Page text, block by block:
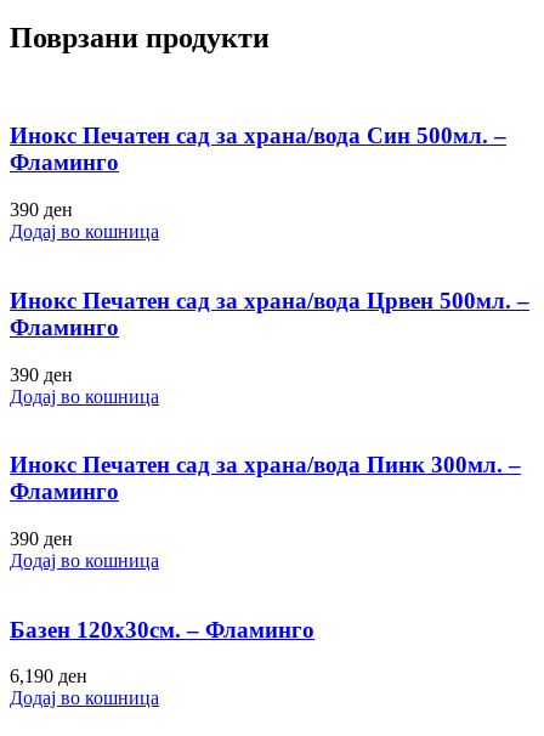
Поврзани продукти
Инокс Печатен сад за храна/вода Син 500мл. –
Фламинго
390 ден
Додај во кошница
Инокс Печатен сад за храна/вода Црвен 500мл. –
Фламинго
390 ден
Додај во кошница
Инокс Печатен сад за храна/вода Пинк 300мл. –
Фламинго
390 ден
Додај во кошница
Базен 120х30см. – Фламинго
6,190 ден
Додај во кошница